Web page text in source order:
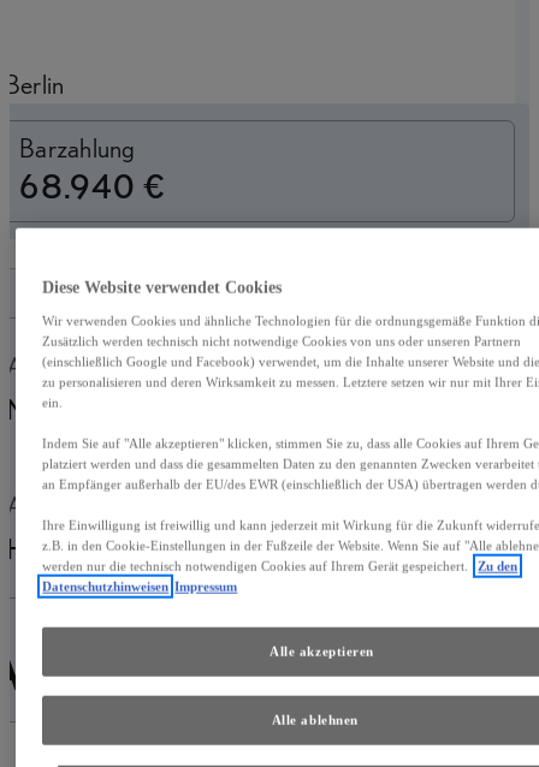
Berlin
Barzahlung
68.940 €
Außenfarbe
Norigrün
Energieeffizienz-
Grün
Hybrid Benzin
Automatik
Diese Website verwendet Cookies
Wir verwenden Cookies und ähnliche Technologien für die ordnungsgemäße Funktion
Zusätzlich werden technisch nicht notwendige Cookies von uns oder unseren Partnern
(einschließlich Google und Facebook) verwendet, um die Inhalte unserer Website und
zu personalisieren und deren Wirksamkeit zu messen. Letztere setzen wir nur mit Ihrer
ein.
Indem Sie auf "Alle akzeptieren" klicken, stimmen Sie zu, dass alle Cookies auf Ihrem
platziert werden und dass die gesammelten Daten zu den genannten Zwecken verarbeitet
an Empfänger außerhalb der EU/des EWR (einschließlich der USA) übertragen werden
Ihre Einwilligung ist freiwillig und kann jederzeit mit Wirkung für die Zukunft
z.B. in den Cookie-Einstellungen in der Fußzeile der Website. Wenn Sie auf "Alle
werden nur die technisch notwendigen Cookies auf Ihrem Gerät gespeichert.
Zu den
Datenschutzhinweisen Impressum
Alle ablehnen
Alle akzeptieren